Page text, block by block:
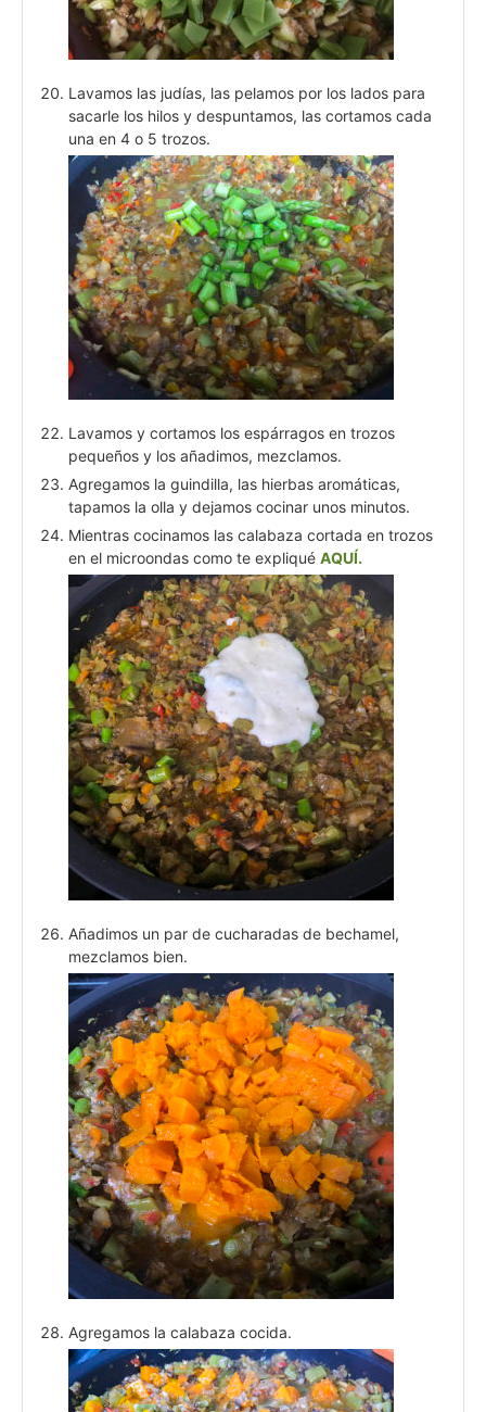
Lavamos las judías, las pelamos por los lados para
sacarle los hilos y despuntamos, las cortamos cada
una en 4 o 5 trozos.
Lavamos y cortamos los espárragos en trozos
pequeños y los añadimos, mezclamos.
Agregamos la guindilla, las hierbas aromáticas,
tapamos la olla y dejamos cocinar unos minutos.
Mientras cocinamos las calabaza cortada en trozos
en el microondas como te expliqué AQUÍ.
Añadimos un par de cucharadas de bechamel,
mezclamos bien.
Agregamos la calabaza cocida.